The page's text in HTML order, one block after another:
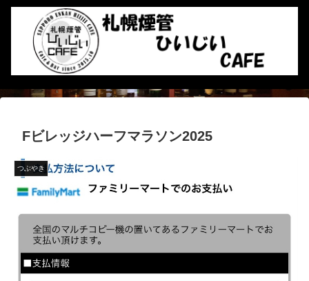
Fビレッジハーフマラソン2025
つぶやき